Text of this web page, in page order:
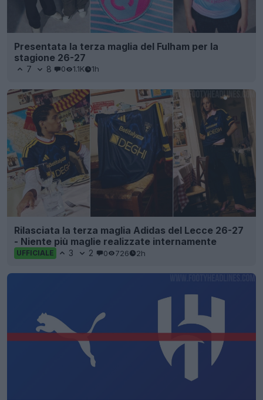
Presentata la terza maglia del Fulham per la
stagione 26-27
7 8 0 1.1K 1h
Rilasciata la terza maglia Adidas del Lecce 26-27
- Niente più maglie realizzate internamente
UFFICIALE 3 2 0 726 2h